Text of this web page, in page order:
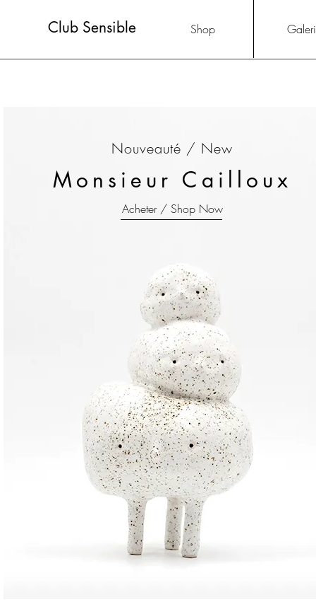
Club Sensible Shop
Nouveauté / New
Monsieur Cailloux
Acheter / Shop Now